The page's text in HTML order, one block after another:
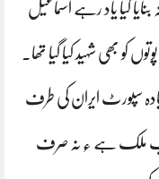
گیا یاد رہے اسماعیل
کو بھی شہید کیا گیا تھا۔
سپورٹ ایران کی طرف
سے مل رہی تھی جب کہ فلسطین ایک عرب ملک ہے ٫ نہ صرف